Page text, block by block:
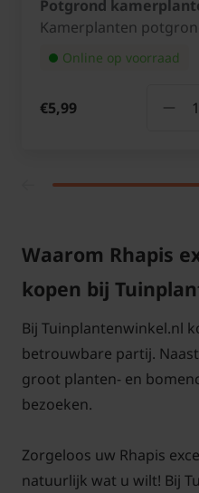
Niet giftig voor
Deze plant is niet giftig
Rhapis excelsa
De Bamboepalm is een
die weinig onderhoud
verzorging blijft hij
toevoeging aan je interieur.
Potgrond
Kamerplanten
Online op voorraad
€5,99
Waarom Rhapis
kopen bij
Bij Tuinplantenwinkel.nl
betrouwbare partij.
groot planten- en
bezoeken.
Zorgeloos uw Rhapis
natuurlijk wat u wilt! Bij